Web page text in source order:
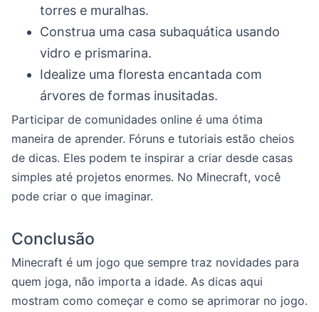
torres e muralhas.
Construa uma casa subaquática usando
vidro e prismarina.
Idealize uma floresta encantada com
árvores de formas inusitadas.
Participar de comunidades online é uma ótima
maneira de aprender. Fóruns e tutoriais estão cheios
de dicas. Eles podem te inspirar a criar desde casas
simples até projetos enormes. No Minecraft, você
pode criar o que imaginar.
Conclusão
Minecraft é um jogo que sempre traz novidades para
quem joga, não importa a idade. As dicas aqui
mostram como começar e como se aprimorar no jogo.